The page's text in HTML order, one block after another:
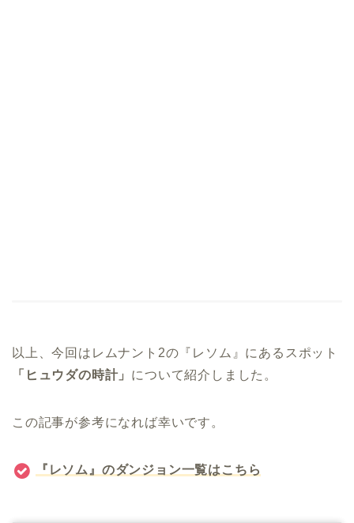
以上、今回はレムナント2の『レソム』にあるスポット
「ヒュウダの時計」 について紹介しました。
この記事が参考になれば幸いです。
『レソム』のダンジョン一覧はこちら